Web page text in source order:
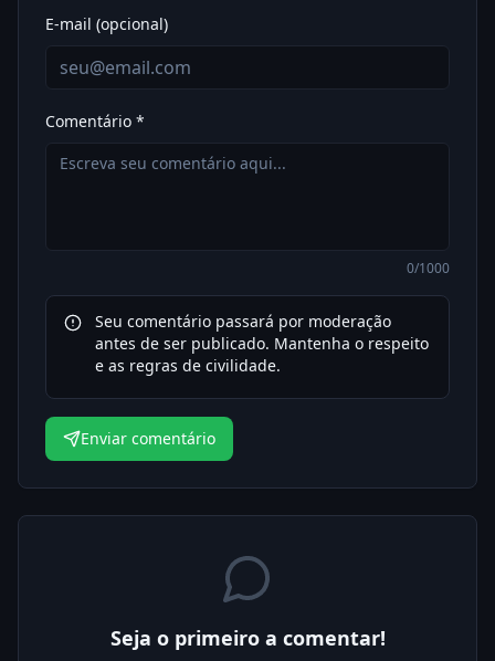
E-mail (opcional)
Comentário *
0/1000
Seu comentário passará por moderação
antes de ser publicado. Mantenha o respeito
e as regras de civilidade.
Enviar comentário
Seja o primeiro a comentar!